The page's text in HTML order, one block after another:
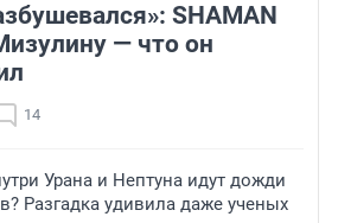
SHAMAN
— что он
14
Урана и Нептуна идут дожди
Разгадка удивила даже ученых